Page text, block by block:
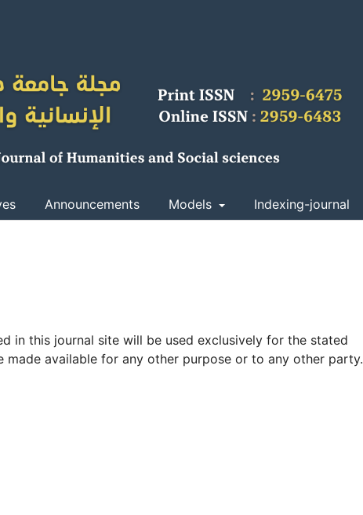
Announcements Models Indexing-journal
in this journal site will be used exclusively for the stated
available for any other purpose or to any other party.